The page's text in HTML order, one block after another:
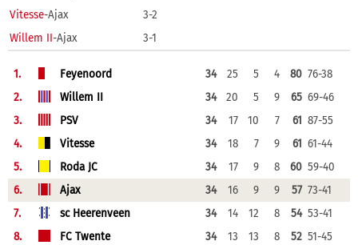
Vitesse-Ajax
3-2
Willem II-Ajax 3-1
1. Feyenoord 34 25 5 4 80 76-38
2.
Willem II 34 20 5 9 65 69-46
3.
PSV 34 17 10 7 61 87-55
4.
Vitesse 34 18 7 9 61 61-44
5.
Roda JC 34 17 9 8 60 59-40
6.
Ajax 34 16 9 9 57 73-41
7.
sc Heerenveen 34 14 12 8 54 53-41
8.
FC Twente 34 13 13 8 52 51-45